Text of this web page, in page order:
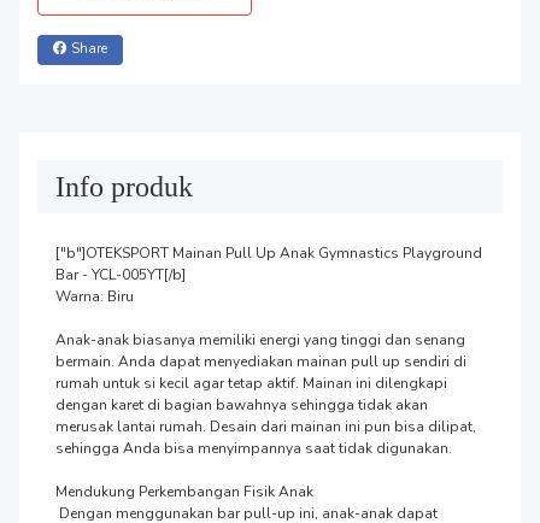
Share
Info produk
["b"]OTEKSPORT Mainan Pull Up Anak Gymnastics Playground
Bar - YCL-005YT[/b]
Warna: Biru
Anak-anak biasanya memiliki energi yang tinggi dan senang
bermain. Anda dapat menyediakan mainan pull up sendiri di
rumah untuk si kecil agar tetap aktif. Mainan ini dilengkapi
dengan karet di bagian bawahnya sehingga tidak akan
merusak lantai rumah. Desain dari mainan ini pun bisa dilipat,
sehingga Anda bisa menyimpannya saat tidak digunakan.
Mendukung Perkembangan Fisik Anak